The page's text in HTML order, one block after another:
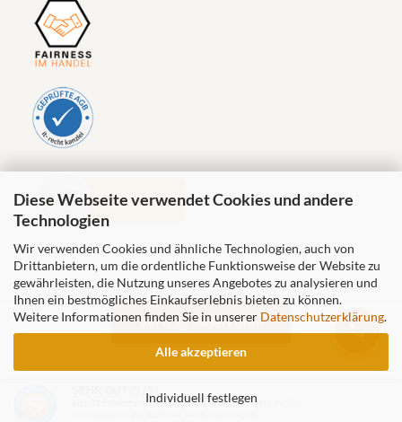
Diese Webseite verwendet Cookies und andere
Technologien
Wir verwenden Cookies und ähnliche Technologien, auch von
Drittanbietern, um die ordentliche Funktionsweise der Website zu
gewährleisten, die Nutzung unseres Angebotes zu analysieren und
Ihnen ein bestmögliches Einkaufserlebnis bieten zu können.
Weitere Informationen finden Sie in unserer Datenschutzerklärung.
Alle akzeptieren
Individuell festlegen
Vertrag widerrufen
(5 / 5)
Bewertungen bei: google.com, shopvote.de ⓘ